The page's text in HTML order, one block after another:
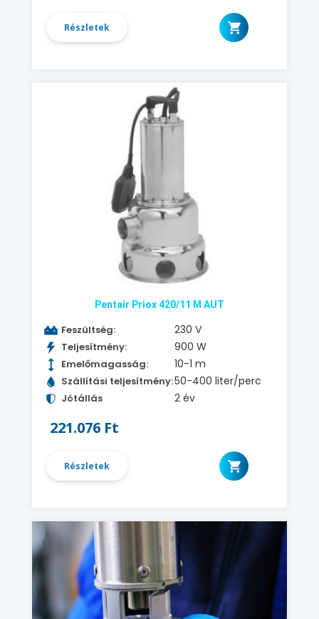
Részletek
Pentair Priox 420/11 M AUT
Feszültség: 230 V
Teljesítmény: 900 W
Emelőmagasság: 10-1 m
Szállítási teljesítmény:50-400 liter/perc
Jótállás 2 év
221.076 Ft
Részletek